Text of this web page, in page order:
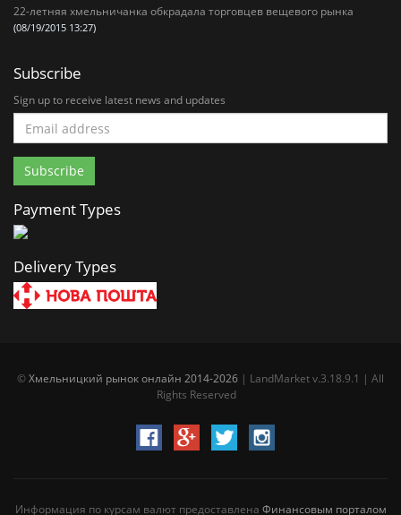
22-летняя хмельничанка обкрадала торговцев вещевого рынка
(08/19/2015 13:27)
Subscribe
Sign up to receive latest news and updates
Payment Types
Delivery Types
©Хмельницкий рынок онлайн 2014-2026 | LandMarket v.3.18.9.1 | All
Rights Reserved
Информация по курсам валют предоставлена Финансовым порталом